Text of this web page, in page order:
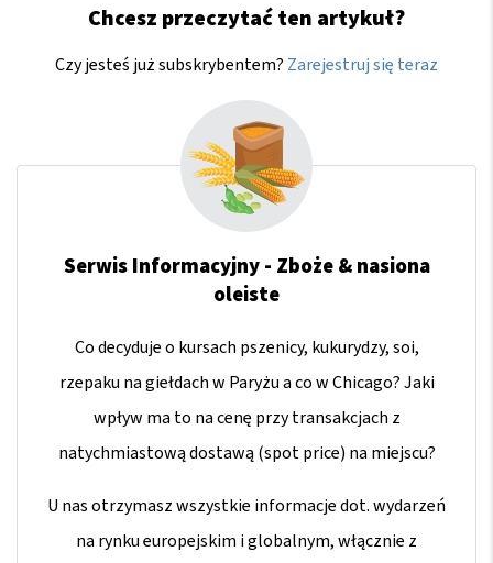
Chcesz przeczytać ten artykuł?
Czy jesteś już subskrybentem? Zarejestruj się teraz
Serwis Informacyjny - Zboże & nasiona
oleiste
Co decyduje o kursach pszenicy, kukurydzy, soi,
rzepaku na giełdach w Paryżu a co w Chicago? Jaki
wpływ ma to na cenę przy transakcjach z
natychmiastową dostawą (spot price) na miejscu?
U nas otrzymasz wszystkie informacje dot. wydarzeń
na rynku europejskim i globalnym, włącznie z